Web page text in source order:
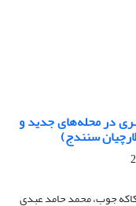
در محله‌های جدید و
سنندج)
جوب، محمد حامد عبدی